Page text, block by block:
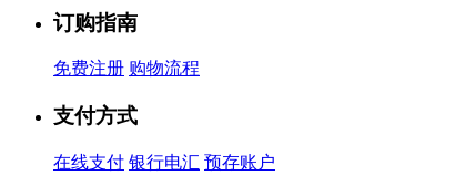
订购指南
免费注册 购物流程
支付方式
在线支付 银行电汇 预存账户